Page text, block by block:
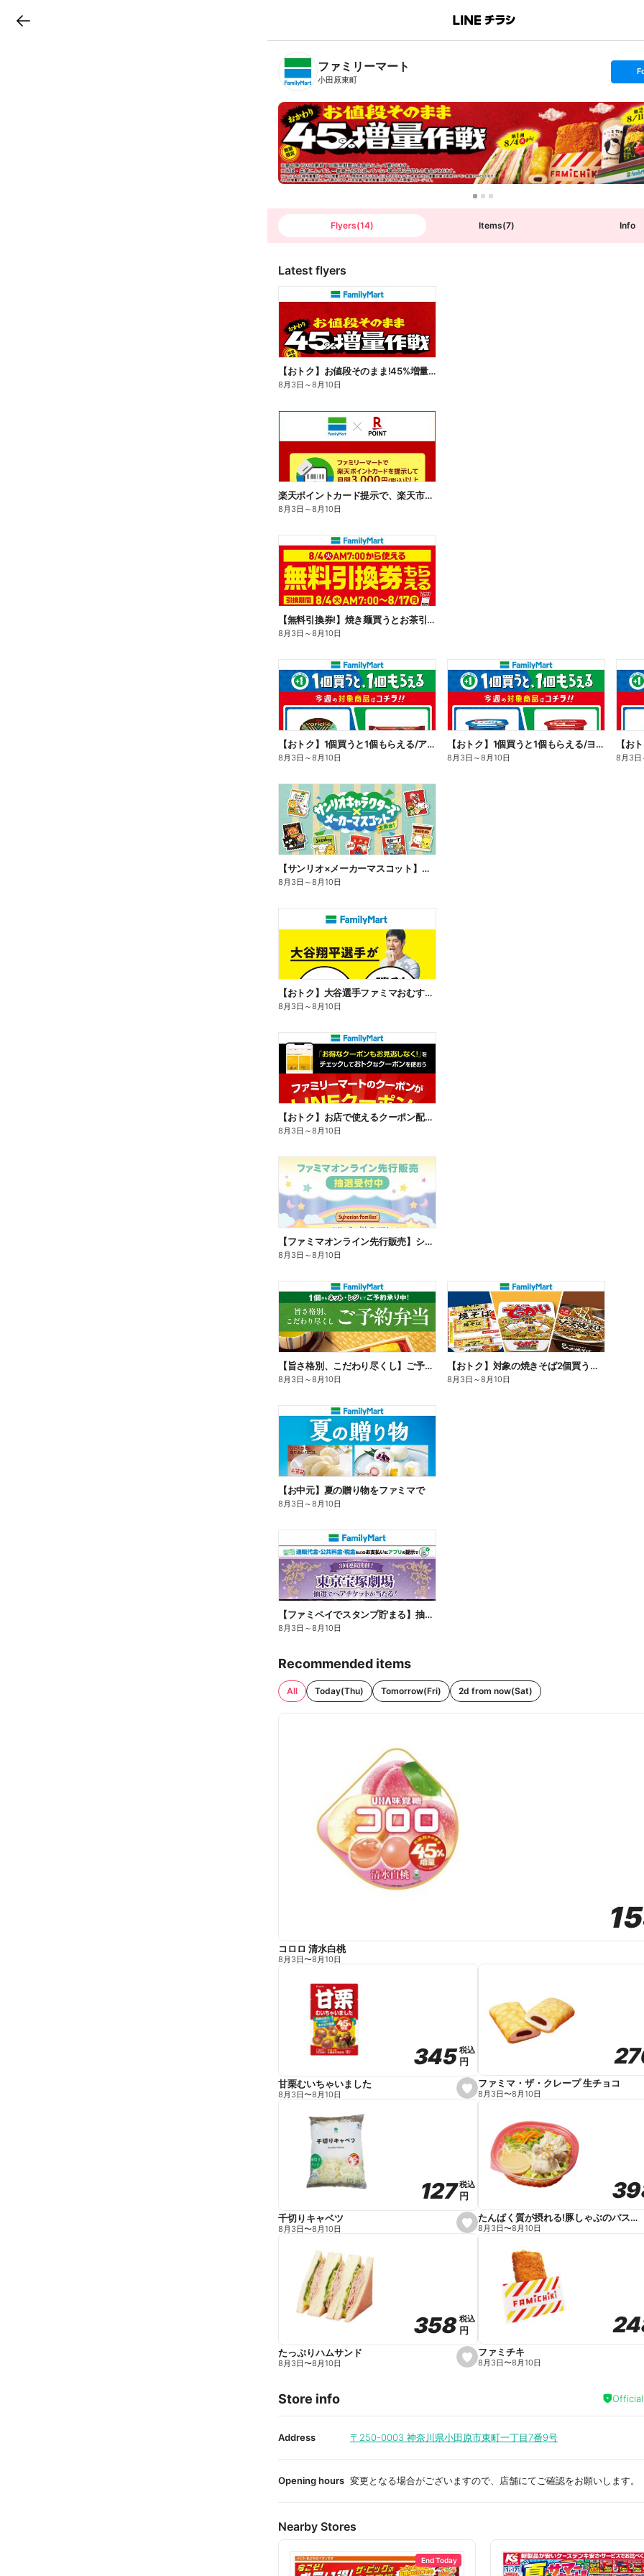
B
n
T
ファミリーマート
小田原東町
s
t
o
l
l
o
w
Flyers(14) Items(7) Info
Latest flyers
【おトク】お値段そのまま!45%増量作戦!
8月3日 ～8月10日
楽天ポイントカード提示で、楽天市場でのお買い物がおトクに!
8月3日 ～8月10日
【無料引換券!】焼き麺買うとお茶引換券貰える!
8月3日 ～8月10日
【おトク】1個買うと1個もらえる/アイス
8月3日 ～8月10日
【おトク】1個買うと1個もらえる/ヨーグルト
8月3日 ～8月10日
【お
8月3日
【サンリオ×メーカーマスコット】オリジナルグッズ貰える!
8月3日 ～8月10日
【おトク】大谷選手ファミマおむすび割
8月3日 ～8月10日
【おトク】お店で使えるクーポン配信中
8月3日 ～8月10日
【ファミマオンライン先行販売】シルバニアファミリー
8月3日 ～8月10日
【旨さ格別、こだわり尽くし】ご予約弁当
8月3日 ～8月10日
【おトク】対象の焼きそば2個買うと100円引き!
8月3日 ～8月10日
【お中元】夏の贈り物をファミマで
8月3日 ～8月10日
【ファミペイでスタンプ貯まる】抽選でペアチケットが当たる!
8月3日 ～8月10日
Recommended items
All Today(Thu) Tomorrow(Fri) 2d from now(Sat)
コロロ 清水白桃
8月3日〜8月10日
s
e
e
345
345税込
税込
円
円
甘栗むいちゃいました
8月3日〜8月10日
ファミマ・ザ・クレープ 生チョコ
8月3日〜8月10日
s
e
e
127
127税込
税込
円
円
千切りキャベツ
8月3日〜8月10日
たんぱく質が摂れる!豚しゃぶのパスタサラダ
8月3日〜8月10日
s
e
i
t
358
358税込
税込
円
円
たっぷりハムサンド
8月3日〜8月10日
ファミチキ
8月3日〜8月10日
Store info
Address 〒250-0003 神奈川県小田原市東町一丁目7番9号
Opening hours 変更となる場合がございますので、店舗にてご確認をお願いします。
Nearby Stores
End Today